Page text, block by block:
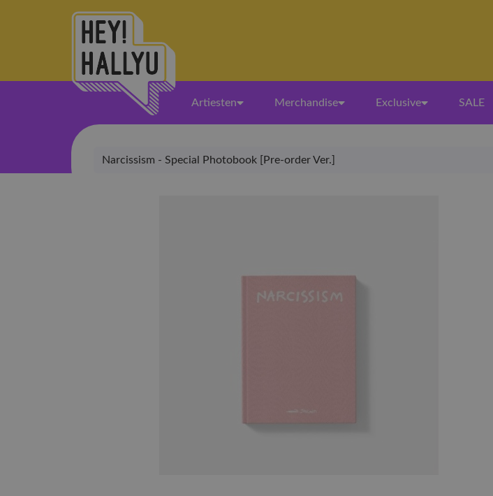
Artiesten Merchandise Exclusive SALE
Narcissism - Special Photobook [Pre-order Ver.]